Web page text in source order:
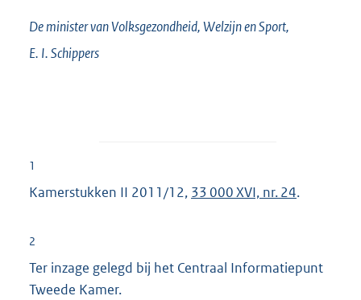
De minister van Volksgezondheid, Welzijn en Sport,
E. I.Schippers
1
Kamerstukken II 2011/12, 33 000 XVI, nr. 24.
2
Ter inzage gelegd bij het Centraal Informatiepunt
Tweede Kamer.